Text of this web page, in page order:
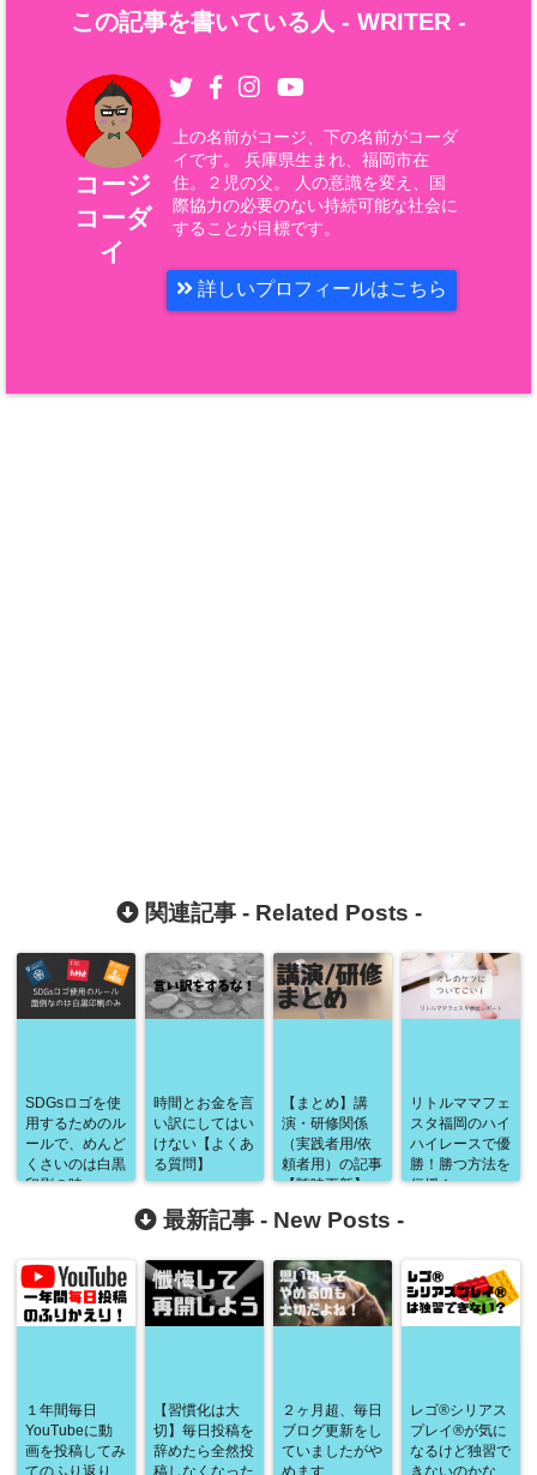
この記事を書いている人 - WRITER -
コージ
コーダ
イ
上の名前がコージ、下の名前がコーダ
イです。 兵庫県生まれ、福岡市在
住。２児の父。 人の意識を変え、国
際協力の必要のない持続可能な社会に
することが目標です。
詳しいプロフィールはこちら
関連記事 - Related Posts -
SDGsロゴを使
用するためのル
ールで、めんど
くさいのは白黒
印刷の時。
時間とお金を言
い訳にしてはい
けない【よくあ
る質問】
【まとめ】講
演・研修関係
（実践者用/依
頼者用）の記事
【随時更新】
リトルママフェ
スタ福岡のハイ
ハイレースで優
勝！勝つ方法を
伝授！
最新記事 - New Posts -
１年間毎日
YouTubeに動
画を投稿してみ
てのふり返り
【習慣化は大
切】毎日投稿を
辞めたら全然投
稿しなくなった
２ヶ月超、毎日
ブログ更新をし
ていましたがや
めます
レゴ®シリアス
プレイ®が気に
なるけど独習で
きないのかな